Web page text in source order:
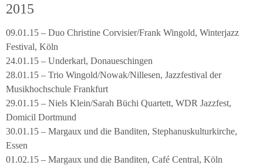
2015
09.01.15 – Duo Christine Corvisier/Frank Wingold, Winterjazz
Festival, Köln
24.01.15 – Underkarl, Donaueschingen
28.01.15 – Trio Wingold/Nowak/Nillesen, Jazzfestival der
Musikhochschule Frankfurt
29.01.15 – Niels Klein/Sarah Büchi Quartett, WDR Jazzfest,
Domicil Dortmund
30.01.15 – Margaux und die Banditen, Stephanuskulturkirche,
Essen
01.02.15 – Margaux und die Banditen, Café Central, Köln